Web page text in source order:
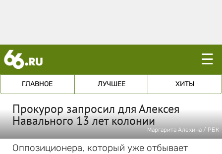
☰
ГЛАВНОЕ ЛУЧШЕЕ ХИТЫ
Прокурор запросил для Алексея
Навального 13 лет колонии
Маргарита Алехина / РБК
Оппозиционера, который уже отбывает